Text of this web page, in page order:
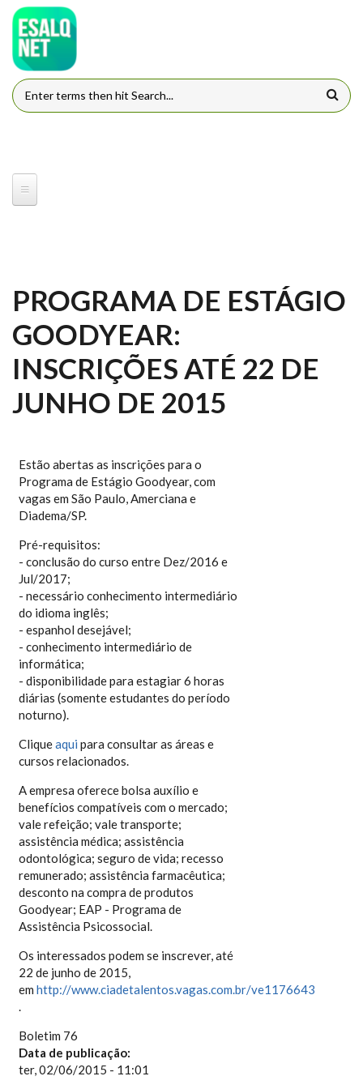
Pular para o conteúdo principal
FORMULÁRIO DE BUSCA
PROGRAMA DE ESTÁGIO
GOODYEAR:
INSCRIÇÕES ATÉ 22 DE
JUNHO DE 2015
Estão abertas as inscrições para o
Programa de Estágio Goodyear, com
vagas em São Paulo, Amerciana e
Diadema/SP.
Pré-requisitos:
- conclusão do curso entre Dez/2016 e
Jul/2017;
- necessário conhecimento intermediário
do idioma inglês;
- espanhol desejável;
- conhecimento intermediário de
informática;
- disponibilidade para estagiar 6 horas
diárias (somente estudantes do período
noturno).
Cliqueaqui para consultar as áreas e
cursos relacionados.
A empresa oferece bolsa auxílio e
benefícios compatíveis com o mercado;
vale refeição; vale transporte;
assistência médica; assistência
odontológica; seguro de vida; recesso
remunerado; assistência farmacêutica;
desconto na compra de produtos
Goodyear; EAP - Programa de
Assistência Psicossocial.
Os interessados podem se inscrever, até
22 de junho de 2015,
em http://www.ciadetalentos.vagas.com.br/ve1176643
.
Boletim 76
Data de publicação:
ter, 02/06/2015 - 11:01